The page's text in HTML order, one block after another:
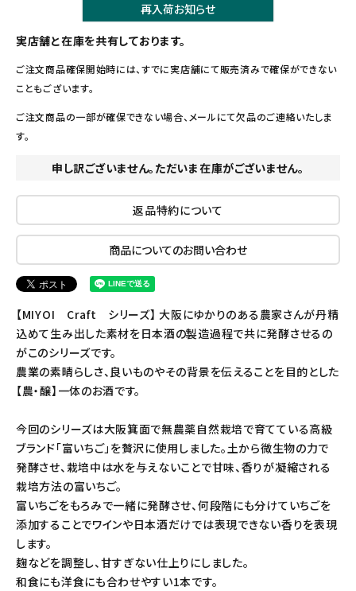
再入荷お知らせ
実店舗と在庫を共有しております。
ご注文商品確保開始時には、すでに実店舗にて販売済みで確保ができない
こともございます。
ご注文商品の一部が確保できない場合、メールにて欠品のご連絡いたしま
す。
申し訳ございません。ただいま在庫がございません。
返品特約について
商品についてのお問い合わせ
【MIYOI Craft シリーズ】 大阪にゆかりのある農家さんが丹精
込めて生み出した素材を日本酒の製造過程で共に発酵させるの
がこのシリーズです。
農業の素晴らしさ、良いものやその背景を伝えることを目的とした
【農・醸】一体のお酒です。
今回のシリーズは大阪箕面で無農薬自然栽培で育てている高級
ブランド「富いちご」を贅沢に使用しました。土から微生物の力で
発酵させ、栽培中は水を与えないことで甘味、香りが凝縮される
栽培方法の富いちご。
富いちごをもろみで一緒に発酵させ、何段階にも分けていちごを
添加することでワインや日本酒だけでは表現できない香りを表現
します。
麹などを調整し、甘すぎない仕上りにしました。
和食にも洋食にも合わせやすい1本です。